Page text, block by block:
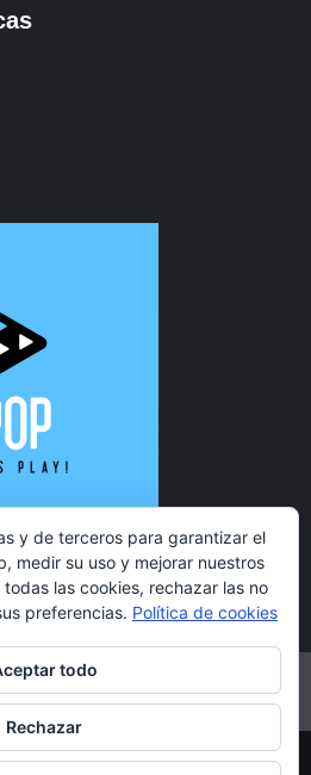
InstagramFacebookYouTube
Todos los derechos reservados.
y de terceros para garantizar el
medir su uso y mejorar nuestros
las cookies, rechazar las no
preferencias. Política de cookies
todo
Rechazar